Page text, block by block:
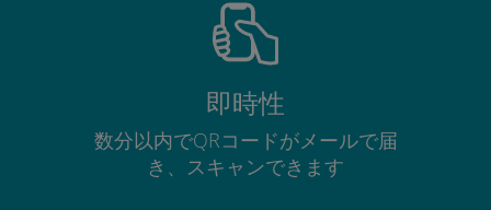
即時性
数分以内でQRコードがメールで届
き、スキャンできます